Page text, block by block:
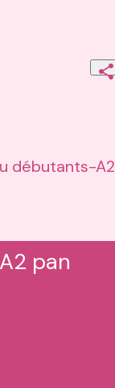
débutants-A2
pan